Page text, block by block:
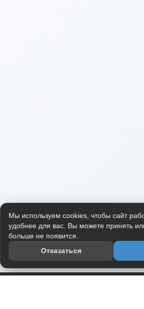
Мы используем cookies, чтобы сайт
удобнее для вас. Вы можете принять
больше не появится.
Отказаться